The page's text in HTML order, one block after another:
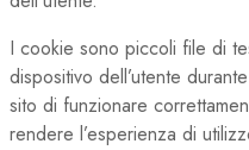
I cookie sono piccoli file di
dispositivo dell’utente
sito di funzionare
rendere l’esperienza di